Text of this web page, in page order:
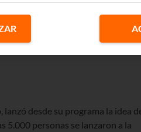
Bilbao la“I Semana de Deporte
del momento. Al público le
las fiestas a la gente, aunque
lanzó desde su programa la idea
5.000 personas se lanzaron a la